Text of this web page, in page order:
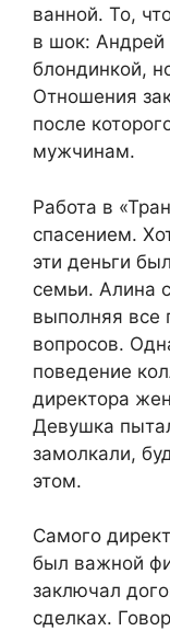
ванной. То,
в шок: Андрей
блондинкой,
Отношения
после
мужчинам.
Работа в
спасением.
эти деньги
семьи. Алина
выполняя все
вопросов.
поведение
директора
Девушка
замолкали,
этом.
Самого
был важной
заключал
сделках.